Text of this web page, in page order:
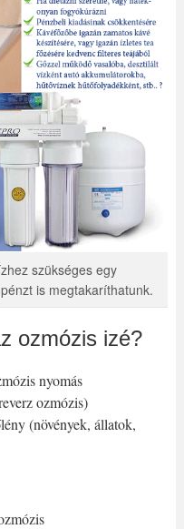
szükséges egy
is megtakaríthatunk.
ozmózis izé?
nyomás
ozmózis)
(növények, állatok,